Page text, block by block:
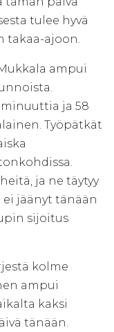
tulee hyvä
takaa-ajoon.
ampui
ja 58
Työpätkät
ja ne täytyy
ei jäänyt tänään
sijoitus
kolme
ampui
kaksi
tänään.